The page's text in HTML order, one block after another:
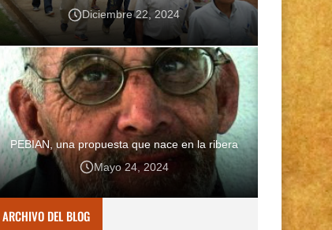
Diciembre 22, 2024
PEBIAN, una propuesta que nace en la ribera
Mayo 24, 2024
ARCHIVO DEL BLOG